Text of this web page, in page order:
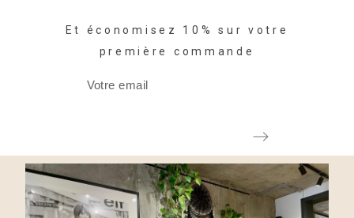
Et économisez 10% sur votre
première commande